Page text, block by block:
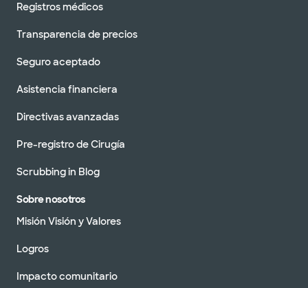
Registros médicos
Transparencia de precios
Seguro aceptado
Asistencia financiera
Directivas avanzadas
Pre-registro de Cirugía
Scrubbing in Blog
Sobre nosotros
Misión Visión y Valores
Logros
Impacto comunitario